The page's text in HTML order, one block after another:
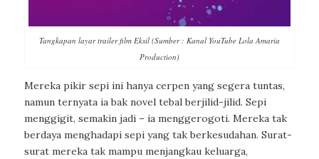
Tangkapan layar trailer film Eksil (Sumber : Kanal YouTube Lola Amaria
Production)
Mereka pikir sepi ini hanya cerpen yang segera tuntas,
namun ternyata ia bak novel tebal berjilid-jilid. Sepi
menggigit, semakin jadi – ia menggerogoti. Mereka tak
berdaya menghadapi sepi yang tak berkesudahan. Surat-
surat mereka tak mampu menjangkau keluarga,